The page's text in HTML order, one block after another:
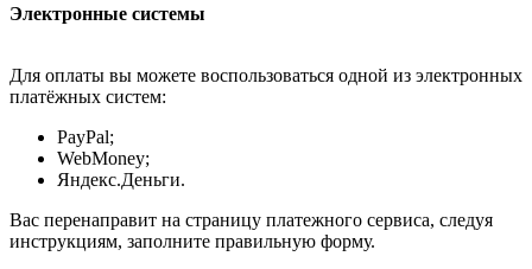
Электронные системы
Для оплаты вы можете воспользоваться одной из электронных
платёжных систем:
PayPal;
WebMoney;
Яндекс.Деньги.
Вас перенаправит на страницу платежного сервиса, следуя
инструкциям, заполните правильную форму.